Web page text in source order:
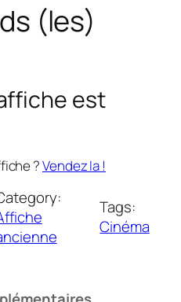
(les)
est
?Vendez la !
Tags:
Cinéma